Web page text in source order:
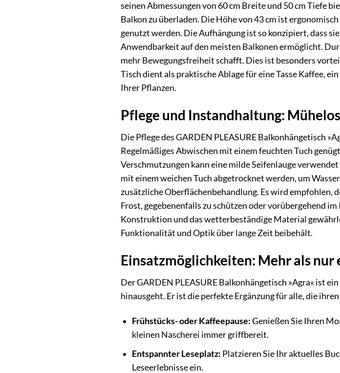
seinen Abmessungen von 60 cm Breite und 50 cm Tiefe
Balkon zu überladen. Die Höhe von 43 cm ist
genutzt werden. Die Aufhängung ist so konzipiert, dass
Anwendbarkeit auf den meisten Balkonen ermöglicht.
mehr Bewegungsfreiheit schafft. Dies ist besonders
Tisch dient als praktische Ablage für eine Tasse Kaffee,
Ihrer Pflanzen.
Pflege und Instandhaltung:
Die Pflege des GARDEN PLEASURE Balkonhängetisch
Regelmäßiges Abwischen mit einem feuchten Tuch
Verschmutzungen kann eine milde Seifenlauge
mit einem weichen Tuch abgetrocknet werden, um
zusätzliche Oberflächenbehandlung. Es wird empfohlen,
Frost, gegebenenfalls zu schützen oder vorübergehend
Konstruktion und das wetterbeständige Material
Funktionalität und Optik über lange Zeit beibehält.
Einsatzmöglichkeiten: Mehr als
Der GARDEN PLEASURE Balkonhängetisch »Agra« ist
hinausgeht. Er ist die perfekte Ergänzung für alle, die
Frühstücks- oder Kaffeepause:Genießen Sie Ihren
kleinen Nascherei immer griffbereit.
Entspannter Leseplatz: Platzieren Sie Ihr aktuelles
Leseerlebnisse ein.